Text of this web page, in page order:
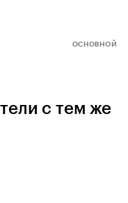
ОСНОВНОЙ
с тем же